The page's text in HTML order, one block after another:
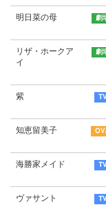
明日菜の母
リザ・ホークア
イ
紫
知恵留美子
海勝家メイド
ヴァサント